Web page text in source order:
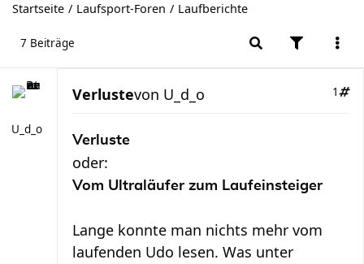
Startseite Laufsport-Foren Laufberichte
7 Beiträge
U_d_o
Verluste 1
von U_d_o
Verluste
oder:
Vom Ultraläufer zum Laufeinsteiger
Lange konnte man nichts mehr vom
laufenden Udo lesen. Was unter